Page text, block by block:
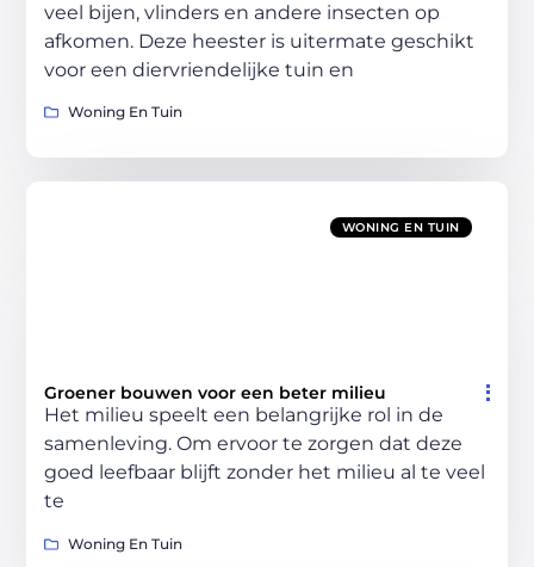
veel bijen, vlinders en andere insecten op
afkomen. Deze heester is uitermate geschikt
voor een diervriendelijke tuin en
Woning En Tuin
WONING EN TUIN
Groener bouwen voor een beter milieu
Het milieu speelt een belangrijke rol in de
samenleving. Om ervoor te zorgen dat deze
goed leefbaar blijft zonder het milieu al te veel
te
Woning En Tuin